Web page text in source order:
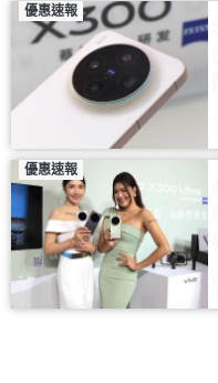
優惠速報
優惠速報